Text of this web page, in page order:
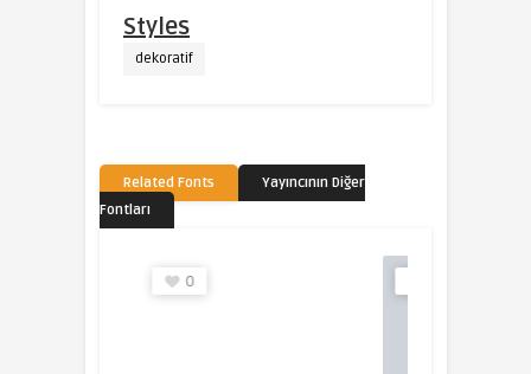
Styles
dekoratif
Related Fonts
Yayıncının Diğer
Fontları
0